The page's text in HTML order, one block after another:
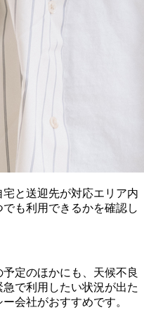
と送迎先が対応エリア内
も利用できるかを確認し
定のほかにも、天候不良
で利用したい状況が出た
会社がおすすめです。